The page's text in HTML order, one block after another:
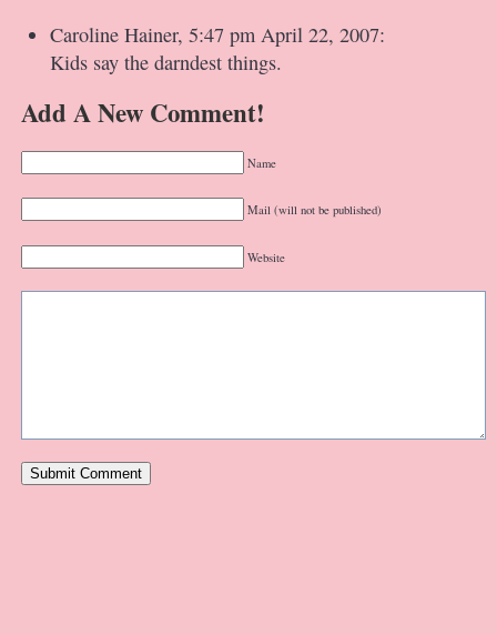
Caroline Hainer, 5:47 pm April 22, 2007:
Kids say the darndest things.
Add A New Comment!
Name
Mail (will not be published)
Website